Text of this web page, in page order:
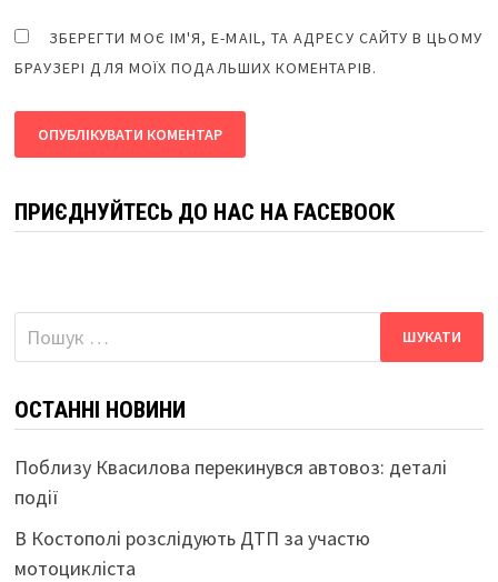
ЗБЕРЕГТИ МОЄ ІМ'Я, E-MAIL, ТА АДРЕСУ САЙТУ В ЦЬОМУ
БРАУЗЕРІ ДЛЯ МОЇХ ПОДАЛЬШИХ КОМЕНТАРІВ.
ПРИЄДНУЙТЕСЬ ДО НАС НА FACEBOOK
Пошук:
ОСТАННІ НОВИНИ
Поблизу Квасилова перекинувся автовоз: деталі
події
В Костополі розслідують ДТП за участю
мотоцикліста